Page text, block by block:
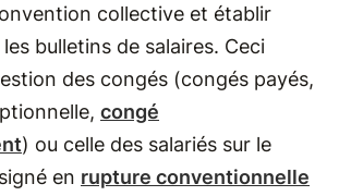
collective et établir
bulletins de salaires. Ceci
des congés (congés payés,
congé
) ou celle des salariés sur le
en rupture conventionnelle